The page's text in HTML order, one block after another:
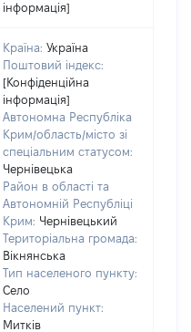
інформація]
Країна: Україна
Поштовий індекс:
[Конфіденційна
інформація]
Автономна Республіка
Крим/область/місто зі
спеціальним статусом:
Чернівецька
Район в області та
Автономній Республіці
Крим: Чернівецький
Територіальна громада:
Вікнянська
Тип населеного пункту:
Село
Населений пункт:
Митків